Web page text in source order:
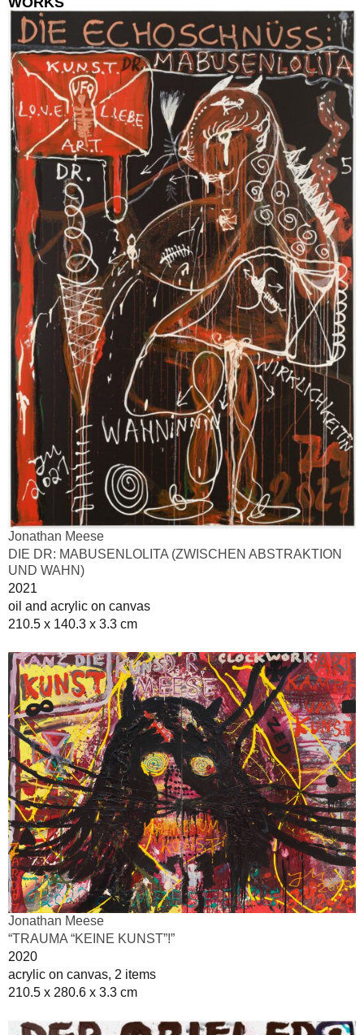
Jonathan Meese
DIE DR: MABUSENLOLITA (ZWISCHEN ABSTRAKTION
UND WAHN)
2021
oil and acrylic on canvas
210.5 x 140.3 x 3.3 cm
Jonathan Meese
“TRAUMA “KEINE KUNST”!”
2020
acrylic on canvas, 2 items
210.5 x 280.6 x 3.3 cm